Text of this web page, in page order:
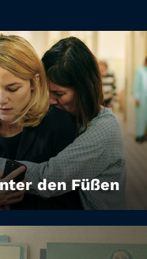
den Füßen